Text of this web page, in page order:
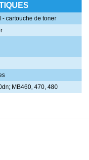
- cartouche de toner
MB460, 470, 480